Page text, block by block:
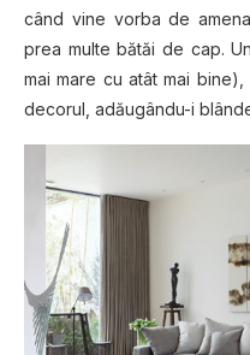
când vine vorba de
prea multe bătăi de cap.
mai mare cu atât mai
decorul, adăugându-i